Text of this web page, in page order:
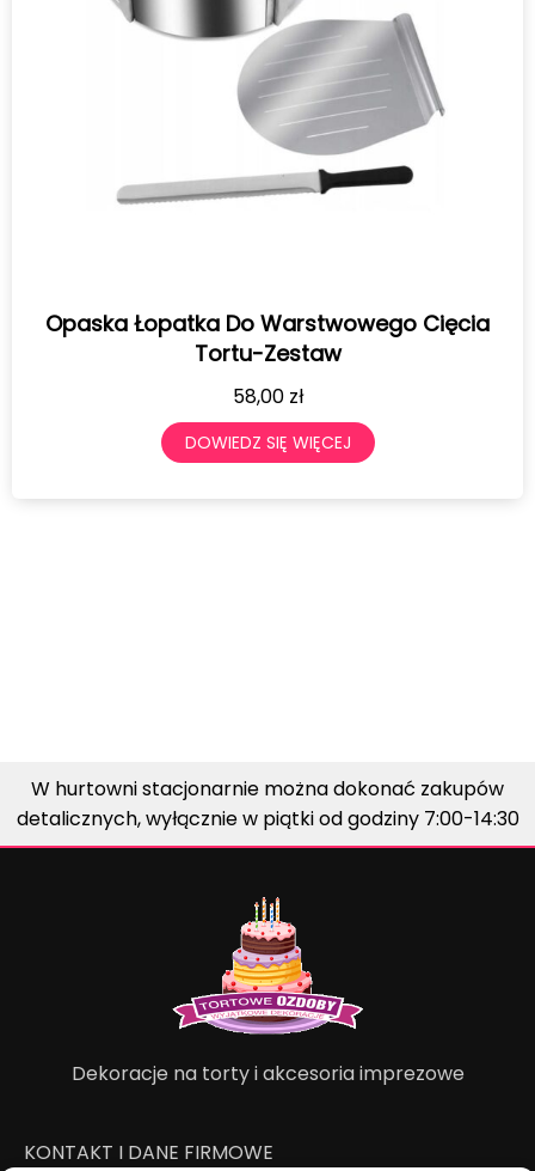
Opaska Łopatka Do Warstwowego Cięcia
Tortu-Zestaw
58,00 zł
DOWIEDZ SIĘ WIĘCEJ
W hurtowni stacjonarnie można dokonać zakupów
detalicznych, wyłącznie w piątki od godziny 7:00-14:30
Dekoracje na torty i akcesoria imprezowe
KONTAKT I DANE FIRMOWE